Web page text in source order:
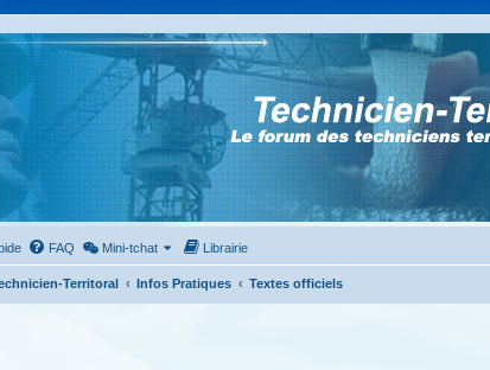
FAQ Mini-tchat Librairie
Territoral Infos Pratiques Textes officiels